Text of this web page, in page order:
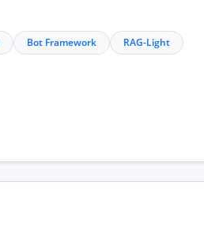
Bot Framework RAG-Light